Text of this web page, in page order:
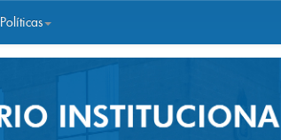
Políticas